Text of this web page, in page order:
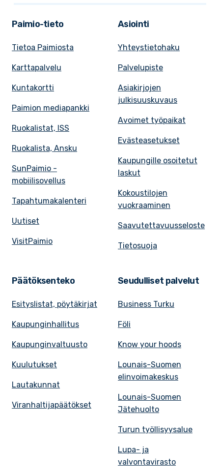
Paimio-tieto
Tietoa Paimiosta
Karttapalvelu
Kuntakortti
Paimion mediapankki
Ruokalistat, ISS
Ruokalista, Ansku
SunPaimio -
mobiilisovellus
Tapahtumakalenteri
Uutiset
VisitPaimio
Asiointi
Yhteystietohaku
Palvelupiste
Asiakirjojen
julkisuuskuvaus
Avoimet työpaikat
Evästeasetukset
Kaupungille osoitetut
laskut
Kokoustilojen
vuokraaminen
Saavutettavuusseloste
Tietosuoja
Päätöksenteko
Esityslistat, pöytäkirjat
Kaupunginhallitus
Kaupunginvaltuusto
Kuulutukset
Lautakunnat
Viranhaltijapäätökset
Seudulliset palvelut
Business Turku
Föli
Know your hoods
Lounais-Suomen
elinvoimakeskus
Lounais-Suomen
Jätehuolto
Turun työllisyysalue
Lupa- ja
valvontavirasto